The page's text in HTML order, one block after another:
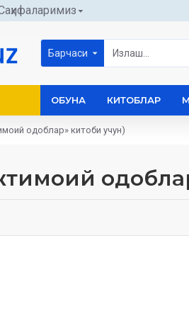
Барчаси
ОБУНА КИТОБЛАР
одоблар» китоби учун)